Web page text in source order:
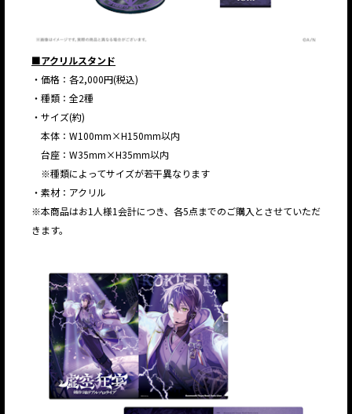
■アクリルスタンド
・価格：各2,000円(税込)
・種類：全2種
・サイズ(約)
本体：W100mm×H150mm以内
台座：W35mm×H35mm以内
※種類によってサイズが若干異なります
・素材：アクリル
※本商品はお1人様1会計につき、各5点までのご購入とさせていただ
きます。